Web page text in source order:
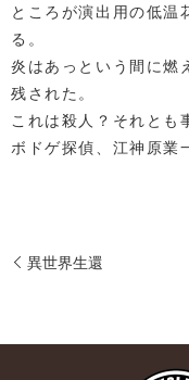
ところが演出用の低温
る。
炎はあっという間に燃
残された。
これは殺人？それとも
ボドゲ探偵、江神原業
異世界生還